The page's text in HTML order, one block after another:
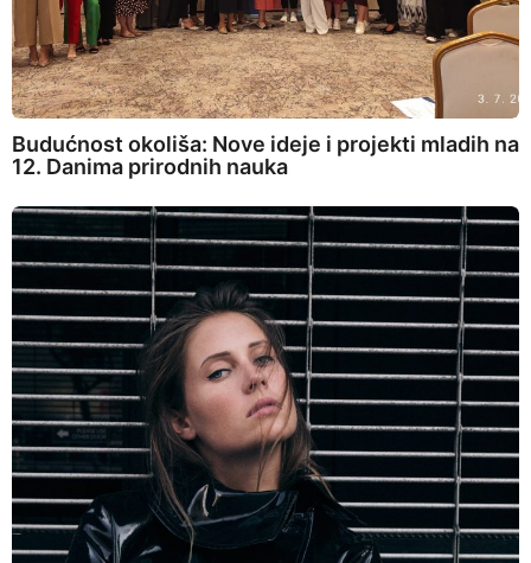
Budućnost okoliša: Nove ideje i projekti mladih na
12. Danima prirodnih nauka